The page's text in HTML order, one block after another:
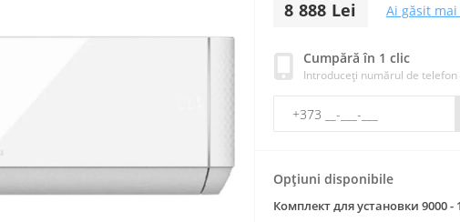
8 888 Lei Ai găsit
Cumpără în 1 clic
Introduceți numărul de telefon
Opțiuni disponibile
Комплект для установки 9000 -